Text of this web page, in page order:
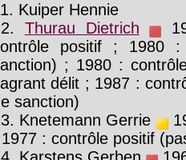
Kuiper Hennie
Thurau Dietrich
positif ; 1980
; 1980 :
délit ; 1987 :
sanction)
Knetemann Gerrie
: contrôle positif